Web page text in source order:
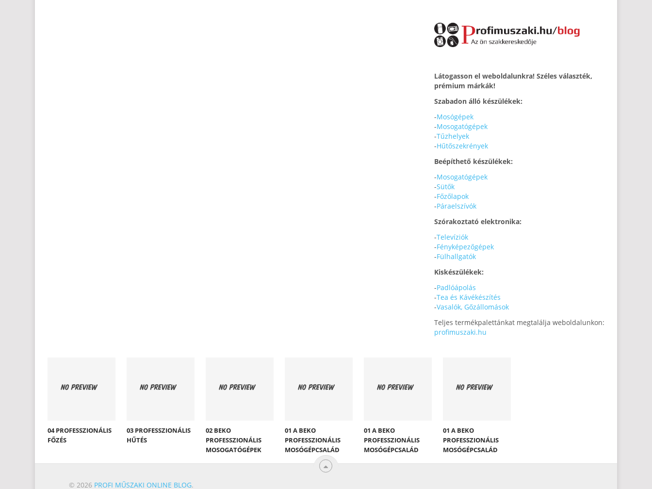
Látogasson el weboldalunkra! Széles választék,
prémium márkák!
Szabadon álló készülékek:
-Mosógépek
-Mosogatógépek
-Tűzhelyek
-Hűtőszekrények
Beépíthető készülékek:
-Mosogatógépek
-Sütők
-Főzőlapok
-Páraelszívók
Szórakoztató elektronika:
-Televíziók
-Fényképezőgépek
-Fülhallgatók
Kiskészülékek:
-Padlóápolás
-Tea és Kávékészítés
-Vasalók, Gőzállomások
Teljes termékpalettánkat megtalálja weboldalunkon:
profimuszaki.hu
04 PROFESSZIONÁLIS
FŐZÉS
03 PROFESSZIONÁLIS
HŰTÉS
02 BEKO
PROFESSZIONÁLIS
MOSOGATÓGÉPEK
01 A BEKO
PROFESSZIONÁLIS
MOSÓGÉPCSALÁD
01 A BEKO
PROFESSZIONÁLIS
MOSÓGÉPCSALÁD
01 A BEKO
PROFESSZIONÁLIS
MOSÓGÉPCSALÁD
© 2026 PROFI MŰSZAKI ONLINE BLOG.